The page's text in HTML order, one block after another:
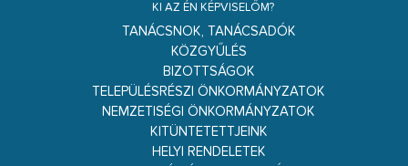
KI AZ ÉN KÉPVISELŐM?
TANÁCSNOK, TANÁCSADÓK
KÖZGYŰLÉS
BIZOTTSÁGOK
TELEPÜLÉSRÉSZI ÖNKORMÁNYZATOK
NEMZETISÉGI ÖNKORMÁNYZATOK
KITÜNTETETTJEINK
HELYI RENDELETEK